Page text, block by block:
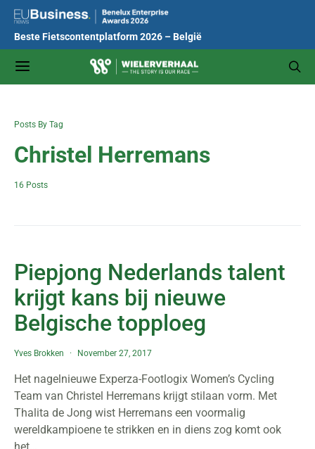
Beste Fietscontentplatform 2026 – België
Posts By Tag
Christel Herremans
16 Posts
Piepjong Nederlands talent
krijgt kans bij nieuwe
Belgische topploeg
Yves Brokken November 27, 2017
Het nagelnieuwe Experza-Footlogix Women’s Cycling
Team van Christel Herremans krijgt stilaan vorm. Met
Thalita de Jong wist Herremans een voormalig
wereldkampioene te strikken en in diens zog komt ook